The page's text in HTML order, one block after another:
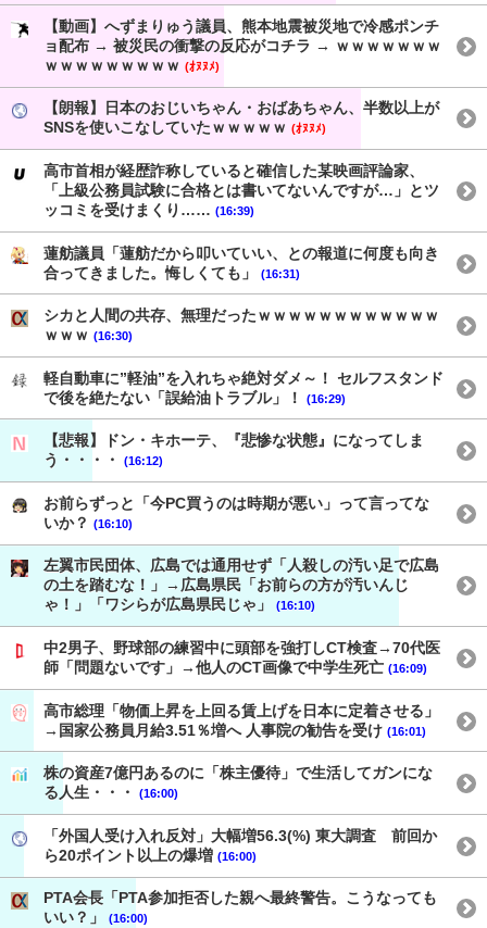
【動画】へずまりゅう議員、熊本地震被災地で冷感ポンチ
ョ配布 → 被災民の衝撃の反応がコチラ → ｗｗｗｗｗｗｗ
ｗｗｗｗｗｗｗｗｗ (ｵﾇﾇﾒ)
【朗報】日本のおじいちゃん・おばあちゃん、半数以上が
SNSを使いこなしていたｗｗｗｗｗ (ｵﾇﾇﾒ)
高市首相が経歴詐称していると確信した某映画評論家、
「上級公務員試験に合格とは書いてないんですが…」とツ
ッコミを受けまくり…… (16:39)
蓮舫議員「蓮舫だから叩いていい、との報道に何度も向き
合ってきました。悔しくても」
(16:31)
シカと人間の共存、無理だったｗｗｗｗｗｗｗｗｗｗｗｗ
ｗｗｗ (16:30)
軽自動車に”軽油”を入れちゃ絶対ダメ～！ セルフスタンド
で後を絶たない「誤給油トラブル」！
(16:29)
【悲報】ドン・キホーテ、『悲惨な状態』になってしま
う・・・・
(16:12)
お前らずっと「今PC買うのは時期が悪い」って言ってな
いか？ (16:10)
左翼市民団体、広島では通用せず「人殺しの汚い足で広島
の土を踏むな！」→広島県民「お前らの方が汚いんじ
ゃ！」「ワシらが広島県民じゃ」
(16:10)
中2男子、野球部の練習中に頭部を強打しCT検査→70代医
師「問題ないです」→他人のCT画像で中学生死亡 (16:09)
高市総理「物価上昇を上回る賃上げを日本に定着させる」
→国家公務員月給3.51％増へ 人事院の勧告を受け (16:01)
株の資産7億円あるのに「株主優待」で生活してガンにな
る人生・・・
(16:00)
「外国人受け入れ反対」大幅増56.3(%) 東大調査 前回か
ら20ポイント以上の爆増 (16:00)
PTA会長「PTA参加拒否した親へ最終警告。こうなっても
いい？」
(16:00)